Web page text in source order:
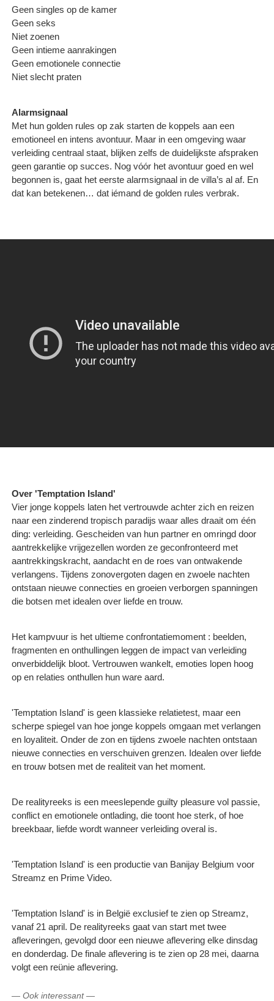
Geen singles op de kamer
Geen seks
Niet zoenen
Geen intieme aanrakingen
Geen emotionele connectie
Niet slecht praten
Alarmsignaal
Met hun golden rules op zak starten de koppels aan een
emotioneel en intens avontuur. Maar in een omgeving waar
verleiding centraal staat, blijken zelfs de duidelijkste afspraken
geen garantie op succes. Nog vóór het avontuur goed en wel
begonnen is, gaat het eerste alarmsignaal in de villa’s al af. En
dat kan betekenen… dat iémand de golden rules verbrak.
Over 'Temptation Island'
Vier jonge koppels laten het vertrouwde achter zich en reizen
naar een zinderend tropisch paradijs waar alles draait om één
ding: verleiding. Gescheiden van hun partner en omringd door
aantrekkelijke vrijgezellen worden ze geconfronteerd met
aantrekkingskracht, aandacht en de roes van ontwakende
verlangens. Tijdens zonovergoten dagen en zwoele nachten
ontstaan nieuwe connecties en groeien verborgen spanningen
die botsen met idealen over liefde en trouw.
Het kampvuur is het ultieme confrontatiemoment : beelden,
fragmenten en onthullingen leggen de impact van verleiding
onverbiddelijk bloot. Vertrouwen wankelt, emoties lopen hoog
op en relaties onthullen hun ware aard.
'Temptation Island' is geen klassieke relatietest, maar een
scherpe spiegel van hoe jonge koppels omgaan met verlangen
en loyaliteit. Onder de zon en tijdens zwoele nachten ontstaan
nieuwe connecties en verschuiven grenzen. Idealen over liefde
en trouw botsen met de realiteit van het moment.
De realityreeks is een meeslepende guilty pleasure vol passie,
conflict en emotionele ontlading, die toont hoe sterk, of hoe
breekbaar, liefde wordt wanneer verleiding overal is.
'Temptation Island' is een productie van Banijay Belgium voor
Streamz en Prime Video.
'Temptation Island' is in België exclusief te zien op Streamz,
vanaf 21 april. De realityreeks gaat van start met twee
afleveringen, gevolgd door een nieuwe aflevering elke dinsdag
en donderdag. De finale aflevering is te zien op 28 mei, daarna
volgt een reünie aflevering.
— Ook interessant—